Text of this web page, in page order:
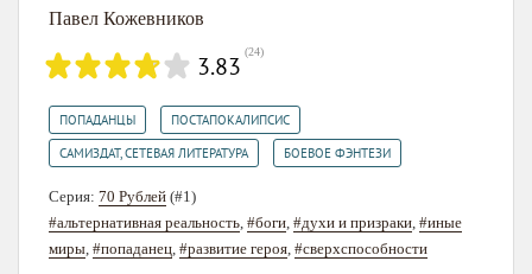
Павел Кожевников
3.83 (24)
ПОПАДАНЦЫ ПОСТАПОКАЛИПСИС
САМИЗДАТ, СЕТЕВАЯ ЛИТЕРАТУРА БОЕВОЕ ФЭНТЕЗИ
Серия: 70 Рублей (#1)
#альтернативная реальность, #боги, #духи и призраки, #иные
миры, #попаданец, #развитие героя, #сверхспособности